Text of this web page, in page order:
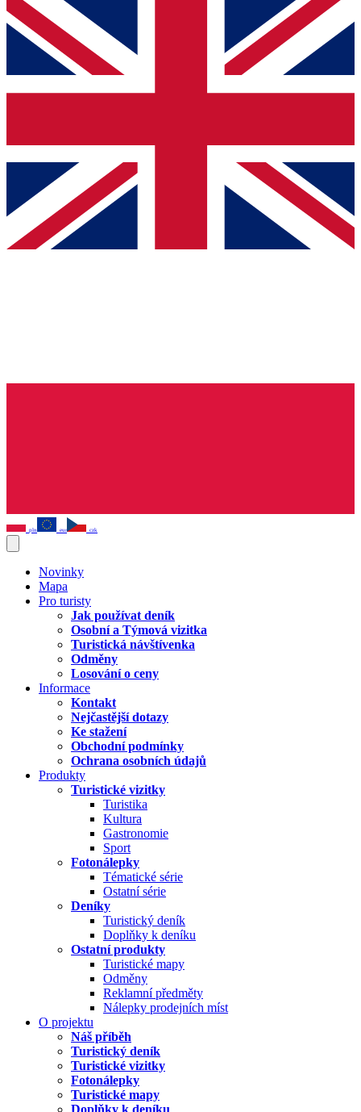
pln eur czk
Novinky
Mapa
Pro turisty
Jak používat deník
Osobní a Týmová vizitka
Turistická návštívenka
Odměny
Losování o ceny
Informace
Kontakt
Nejčastější dotazy
Ke stažení
Obchodní podmínky
Ochrana osobních údajů
Produkty
Turistické vizitky
Turistika
Kultura
Gastronomie
Sport
Fotonálepky
Tématické série
Ostatní série
Deníky
Turistický deník
Doplňky k deníku
Ostatní produkty
Turistické mapy
Odměny
Reklamní předměty
Nálepky prodejních míst
O projektu
Náš příběh
Turistický deník
Turistické vizitky
Fotonálepky
Turistické mapy
Doplňky k deníku